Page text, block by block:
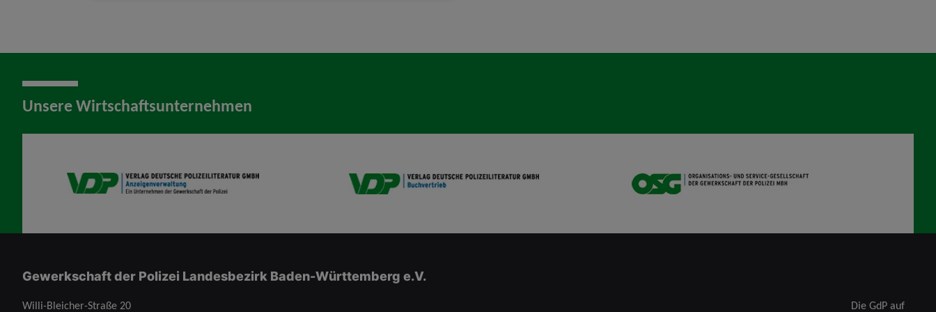
Unsere Wirtschaftsunternehmen
VDP AV VDP B OSG
Gewerkschaft der Polizei Landesbezirk Baden-Württemberg e.V.
Willi-Bleicher-Straße 20 Die GdP auf